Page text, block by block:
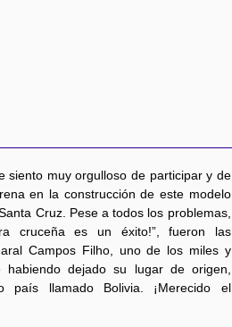
siento muy orgulloso de participar y de
en la construcción de este modelo
Cruz. Pese a todos los problemas,
cruceña es un éxito!”, fueron las
Campos Filho, uno de los miles y
dejado su lugar de origen,
país llamado Bolivia. ¡Merecido el